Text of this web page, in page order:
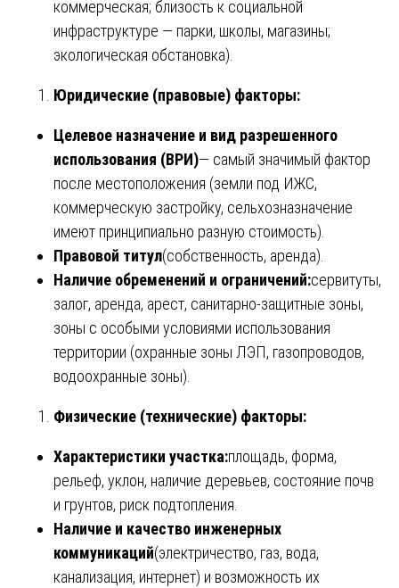
коммерческая; близость к социальной
инфраструктуре — парки, школы, магазины;
экологическая обстановка).
Юридические (правовые) факторы:
Целевое назначение и вид разрешенного
использования (ВРИ)— самый значимый фактор
после местоположения (земли под ИЖС,
коммерческую застройку, сельхозназначение
имеют принципиально разную стоимость).
Правовой титул(собственность, аренда).
Наличие обременений и ограничений:сервитуты,
залог, аренда, арест, санитарно-защитные зоны,
зоны с особыми условиями использования
территории (охранные зоны ЛЭП, газопроводов,
водоохранные зоны).
Физические (технические) факторы:
Характеристики участка:площадь, форма,
рельеф, уклон, наличие деревьев, состояние почв
и грунтов, риск подтопления.
Наличие и качество инженерных
коммуникаций(электричество, газ, вода,
канализация, интернет) и возможность их